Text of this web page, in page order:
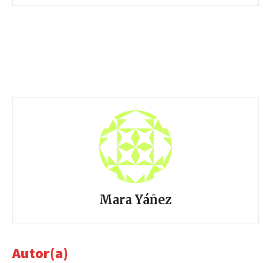
Mara Yáñez
Autor(a)